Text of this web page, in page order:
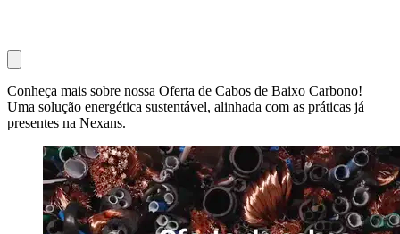
Conheça mais sobre nossa Oferta de Cabos de Baixo Carbono!
Uma solução energética sustentável, alinhada com as práticas já
presentes na Nexans.